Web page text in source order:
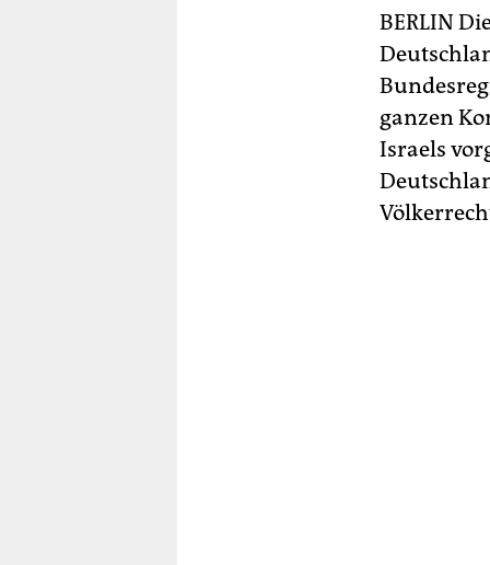
BERLIN
ganzen
Israels